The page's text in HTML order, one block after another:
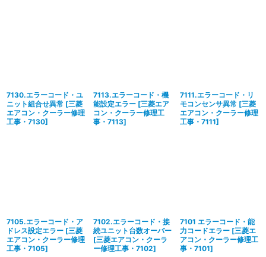
7130.エラーコード・ユ
ニット組合せ異常 [三菱
エアコン・クーラー修理
工事・7130]
7113.エラーコード・機
能設定エラー [三菱エア
コン・クーラー修理工
事・7113]
7111.エラーコード・リ
モコンセンサ異常 [三菱
エアコン・クーラー修理
工事・7111]
7105.エラーコード・ア
ドレス設定エラー [三菱
エアコン・クーラー修理
工事・7105]
7102.エラーコード・接
続ユニット台数オーバー
[三菱エアコン・クーラ
ー修理工事・7102]
7101 エラーコード・能
力コードエラー [三菱エ
アコン・クーラー修理工
事・7101]